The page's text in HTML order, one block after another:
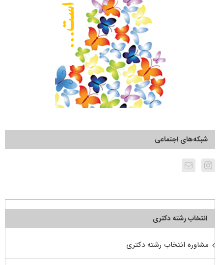
شبکه‌های اجتماعی
انتخاب رشته دکتری
مشاوره انتخاب رشته دکتری